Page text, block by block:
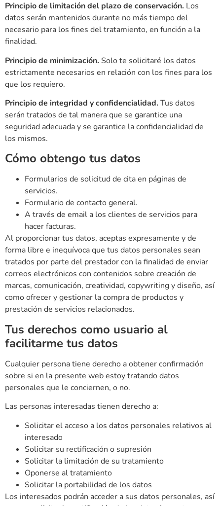
Principio de limitación del plazo de conservación. Los
datos serán mantenidos durante no más tiempo del
necesario para los fines del tratamiento, en función a la
finalidad.
Principio de minimización. Solo te solicitaré los datos
estrictamente necesarios en relación con los fines para los
que los requiero.
Principio de integridad y confidencialidad. Tus datos
serán tratados de tal manera que se garantice una
seguridad adecuada y se garantice la confidencialidad de
los mismos.
Cómo obtengo tus datos
Formularios de solicitud de cita en páginas de
servicios.
Formulario de contacto general.
A través de email a los clientes de servicios para
hacer facturas.
Al proporcionar tus datos, aceptas expresamente y de
forma libre e inequívoca que tus datos personales sean
tratados por parte del prestador con la finalidad de enviar
correos electrónicos con contenidos sobre creación de
marcas, comunicación, creatividad, copywriting y diseño, así
como ofrecer y gestionar la compra de productos y
prestación de servicios relacionados.
Tus derechos como usuario al
facilitarme tus datos
Cualquier persona tiene derecho a obtener confirmación
sobre si en la presente web estoy tratando datos
personales que le conciernen, o no.
Las personas interesadas tienen derecho a:
Solicitar el acceso a los datos personales relativos al
interesado
Solicitar su rectificación o supresión
Solicitar la limitación de su tratamiento
Oponerse al tratamiento
Solicitar la portabilidad de los datos
Los interesados podrán acceder a sus datos personales, así